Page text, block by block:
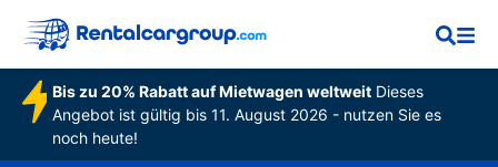
Bis zu 20% Rabatt auf Mietwagen weltweitDieses
Angebot ist gültig bis 11. August 2026 - nutzen Sie es
noch heute!